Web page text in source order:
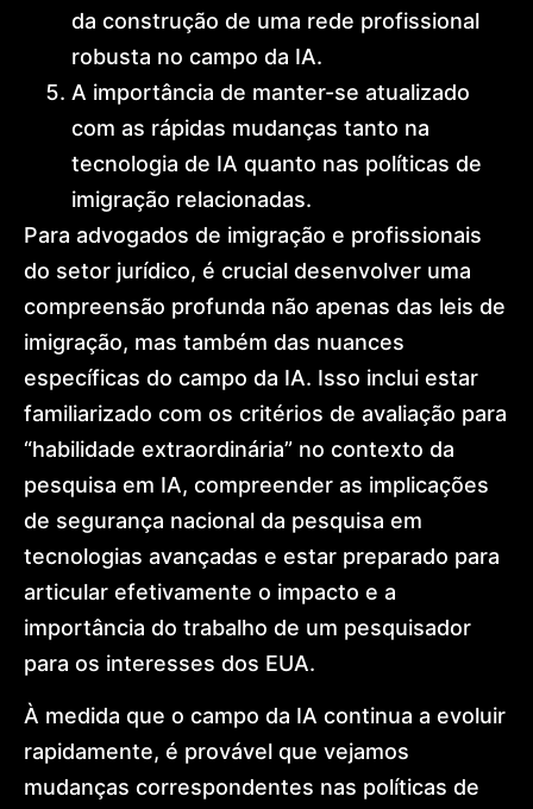
da construção de uma rede profissional
robusta no campo da IA.
A importância de manter-se atualizado
com as rápidas mudanças tanto na
tecnologia de IA quanto nas políticas de
imigração relacionadas.
Para advogados de imigração e profissionais
do setor jurídico, é crucial desenvolver uma
compreensão profunda não apenas das leis de
imigração, mas também das nuances
específicas do campo da IA. Isso inclui estar
familiarizado com os critérios de avaliação para
“habilidade extraordinária” no contexto da
pesquisa em IA, compreender as implicações
de segurança nacional da pesquisa em
tecnologias avançadas e estar preparado para
articular efetivamente o impacto e a
importância do trabalho de um pesquisador
para os interesses dos EUA.
À medida que o campo da IA continua a evoluir
rapidamente, é provável que vejamos
mudanças correspondentes nas políticas de